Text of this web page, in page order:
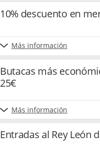
10% descuento en
Más información
Butacas más
25€
Más información
Entradas al Rey León